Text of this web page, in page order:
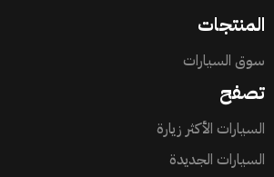
المنتجات
سوق السيارات
تصفح
السيارات الأكثر زيارة
السيارات الجديدة